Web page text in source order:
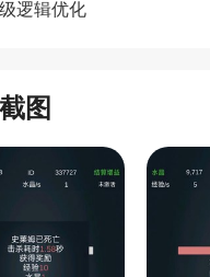
逻辑优化
图